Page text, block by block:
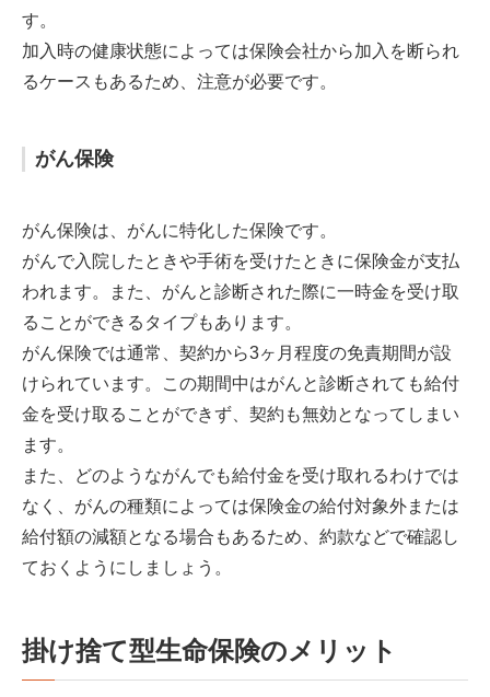
す。
加入時の健康状態によっては保険会社から加入を断られ
るケースもあるため、注意が必要です。
がん保険
がん保険は、がんに特化した保険です。
がんで入院したときや手術を受けたときに保険金が支払
われます。また、がんと診断された際に一時金を受け取
ることができるタイプもあります。
がん保険では通常、契約から3ヶ月程度の免責期間が設
けられています。この期間中はがんと診断されても給付
金を受け取ることができず、契約も無効となってしまい
ます。
また、どのようながんでも給付金を受け取れるわけでは
なく、がんの種類によっては保険金の給付対象外または
給付額の減額となる場合もあるため、約款などで確認し
ておくようにしましょう。
掛け捨て型生命保険のメリット